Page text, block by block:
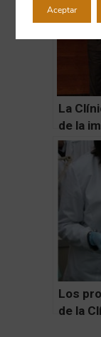
La
de la
Los
de la
Aceptar